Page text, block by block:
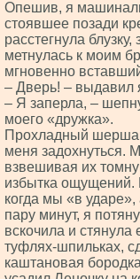
Опешив, я
стоявшее позади
расстегнула
метнулась к моим
мгновенно
– Дверь! – выдавил
– Я заперла, –
моего «дружка».
Прохладный
меня задохнуться.
взвешивая их
избытка ощущений.
когда мы «в
пару минут, я
вскочила и
туфлях-шпильках,
каштановая